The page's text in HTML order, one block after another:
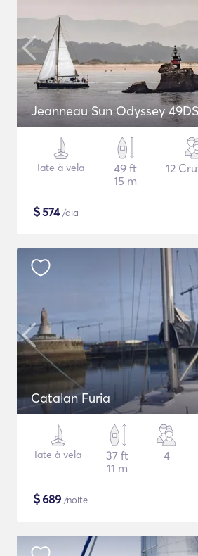
Jeanneau Sun Odyssey 49DS
Iate à vela
49 ft
15 m
12
$574/dia
Catalan Furia
Iate à vela
37 ft
11 m
4
$689 /noite